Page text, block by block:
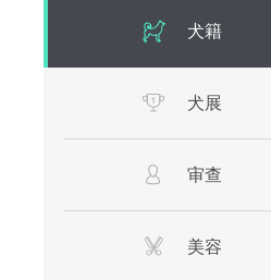
犬籍
犬展
审查
美容